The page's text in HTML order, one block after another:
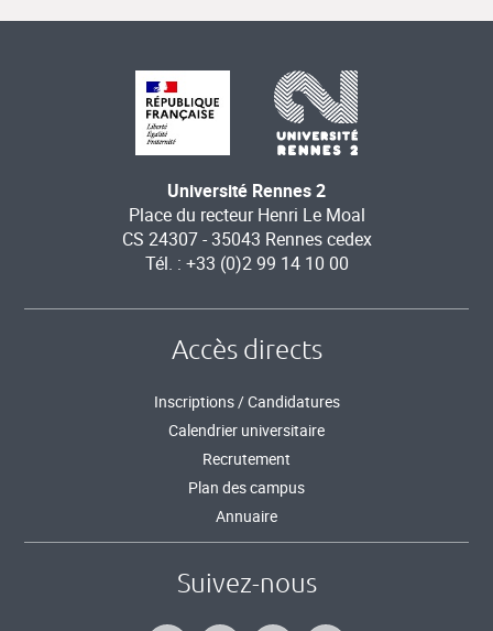
Université Rennes 2
Place du recteur Henri Le Moal
CS 24307 - 35043 Rennes cedex
Tél. : +33 (0)2 99 14 10 00
Accès directs
Inscriptions / Candidatures
Calendrier universitaire
Recrutement
Plan des campus
Annuaire
Suivez-nous